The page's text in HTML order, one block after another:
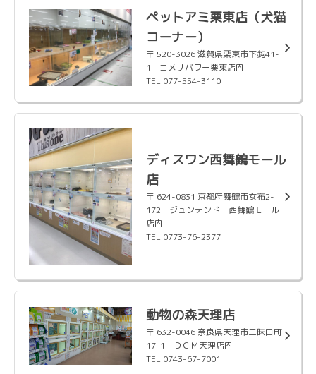
ペットアミ栗東店（犬猫
コーナー）
〒 520-3026 滋賀県栗東市下鈎41-
1 コメリパワー栗東店内
TEL 077-554-3110
ディスワン西舞鶴モール
店
〒 624-0831 京都府舞鶴市女布2-
172 ジュンテンドー西舞鶴モール
店内
TEL 0773-76-2377
動物の森天理店
〒 632-0046 奈良県天理市三昧田町
17-1 ＤＣＭ天理店内
TEL 0743-67-7001